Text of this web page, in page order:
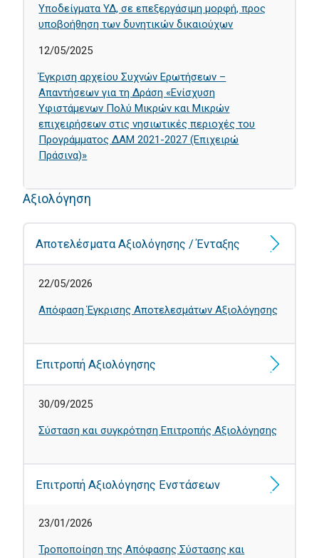
Υποδείγματα ΥΔ, σε επεξεργάσιμη μορφή, προς
υποβοήθηση των δυνητικών δικαιούχων
12/05/2025
Έγκριση αρχείου Συχνών Ερωτήσεων –
Απαντήσεων για τη Δράση «Ενίσχυση
Υφιστάμενων Πολύ Μικρών και Μικρών
επιχειρήσεων στις νησιωτικές περιοχές του
Προγράμματος ΔΑΜ 2021-2027 (Επιχειρώ
Πράσινα)»
Αξιολόγηση
Αποτελέσματα Αξιολόγησης / Ένταξης
22/05/2026
Απόφαση Έγκρισης Αποτελεσμάτων Αξιολόγησης
Επιτροπή Αξιολόγησης
30/09/2025
Σύσταση και συγκρότηση Επιτροπής Αξιολόγησης
Επιτροπή Αξιολόγησης Ενστάσεων
23/01/2026
Τροποποίηση της Απόφασης Σύστασης και